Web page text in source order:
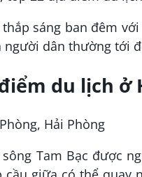
thắp sáng ban đêm
người dân thường tới
du lịch ở
Hải Phòng
Tam Bạc được